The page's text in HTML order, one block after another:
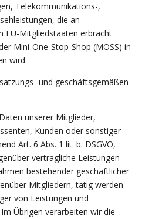
Telekommunikations-,
die an
EU-Mitgliedstaaten erbracht
Mini-One-Stop-Shop (MOSS) in
wird.
und geschäftsgemäßen
unserer Mitglieder,
Kunden oder sonstiger
Art. 6 Abs. 1 lit. b. DSGVO,
vertragliche Leistungen
bestehender geschäftlicher
Mitgliedern, tätig werden
von Leistungen und
Übrigen verarbeiten wir die